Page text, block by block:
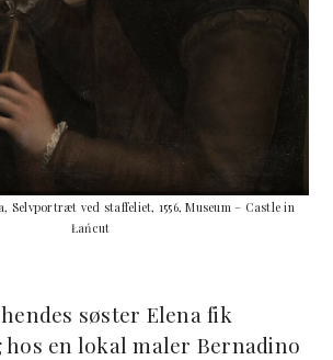
Selvportræt ved staffeliet, 1556, Museum – Castle in
Łańcut
søster Elena fik
en lokal maler Bernadino